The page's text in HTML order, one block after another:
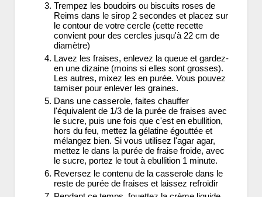
Trempez les boudoirs ou biscuits roses de
Reims dans le sirop 2 secondes et placez sur
le contour de votre cercle (cette recette
convient pour des cercles jusqu'à 22 cm de
diamètre)
Lavez les fraises, enlevez la queue et gardez-
en une dizaine (moins si elles sont grosses).
Les autres, mixez les en purée. Vous pouvez
tamiser pour enlever les graines.
Dans une casserole, faites chauffer
l'équivalent de 1/3 de la purée de fraises avec
le sucre, puis une fois que c'est en ebullition,
hors du feu, mettez la gélatine égouttée et
mélangez bien. Si vous utilisez l'agar agar,
mettez le dans la purée de fraise froide, avec
le sucre, portez le tout à ebullition 1 minute.
Reversez le contenu de la casserole dans le
reste de purée de fraises et laissez refroidir